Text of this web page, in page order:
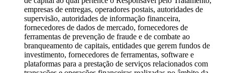
empresas de entregas, operadores postais, autoridades de
supervisão, autoridades de informação financeira,
fornecedores de dados de mercado, fornecedores de
ferramentas de prevenção de fraude e de combate ao
branqueamento de capitais, entidades que gerem fundos de
investimento, fornecedores de ferramentas, software e
plataformas para a prestação de serviços relacionados com